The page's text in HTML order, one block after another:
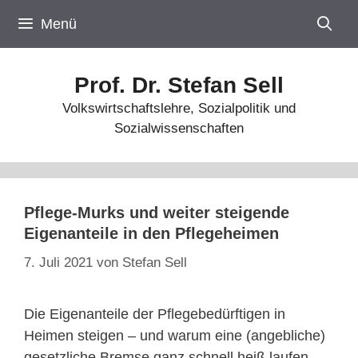
Inhalt
springen
Menü
Prof. Dr. Stefan Sell
Volkswirtschaftslehre, Sozialpolitik und
Sozialwissenschaften
Pflege-Murks und weiter steigende
Eigenanteile in den Pflegeheimen
7. Juli 2021 von Stefan Sell
Die Eigenanteile der Pflegebedürftigen in
Heimen steigen – und warum eine (angebliche)